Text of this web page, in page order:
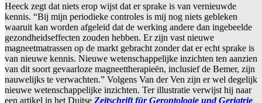
Heeck zegt dat niets erop wijst dat er sprake is van vernieuwde
kennis. “Bij mijn periodieke controles is mij nog niets gebleken
waaruit kan worden afgeleid dat de werking andere dan ingebeelde
gezondheidseffecten zouden hebben. Er zijn vast nieuwe
magneetmatrassen op de markt gebracht zonder dat er echt sprake is
van nieuwe kennis. Nieuwe wetenschappelijke inzichten ten aanzien
van dit soort gevaarloze magneettherapieën, inclusief de Bemer, zijn
nauwelijks te verwachten.” Volgens Van der Ven zijn er wel degelijk
nieuwe wetenschappelijke inzichten. Ter illustratie verwijst hij naar
een artikel in het Duitse Zeitschrift für Gerontologie und Geriatrie